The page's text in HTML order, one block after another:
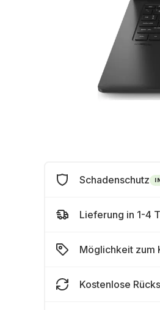
Schadenschutz
Lieferung in 1-4
Möglichkeit zum
Kostenlose